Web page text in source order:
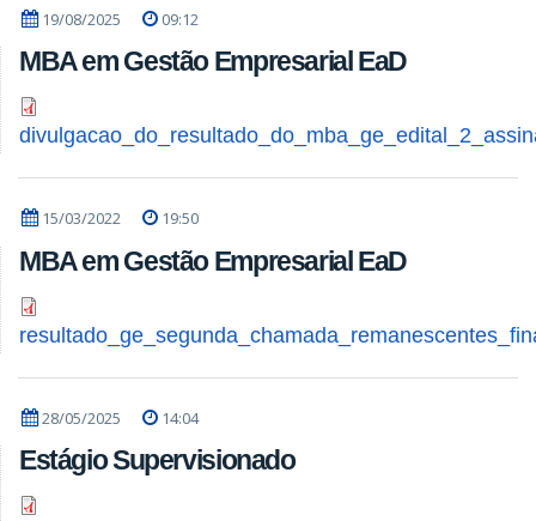
19/08/2025 09:12
MBA em Gestão Empresarial EaD
15/03/2022 19:50
MBA em Gestão Empresarial EaD
28/05/2025 14:04
Estágio Supervisionado